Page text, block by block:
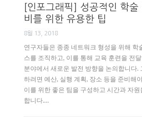
[인포그래픽] 성공적인 학술
비를 위한 유용한 팁
8월 13, 2018
연구자들은 종종 네트워크 형성을 위해 학
스를 조직하고, 이를 통해 교육 훈련을 전
분야에서 새로운 발전 방향을 논의합니다.
하려면 예산, 실행 계획, 장소 등을 준비해
이를 위한 좋은 팀을 구성하고 시간과 자
합니다.…